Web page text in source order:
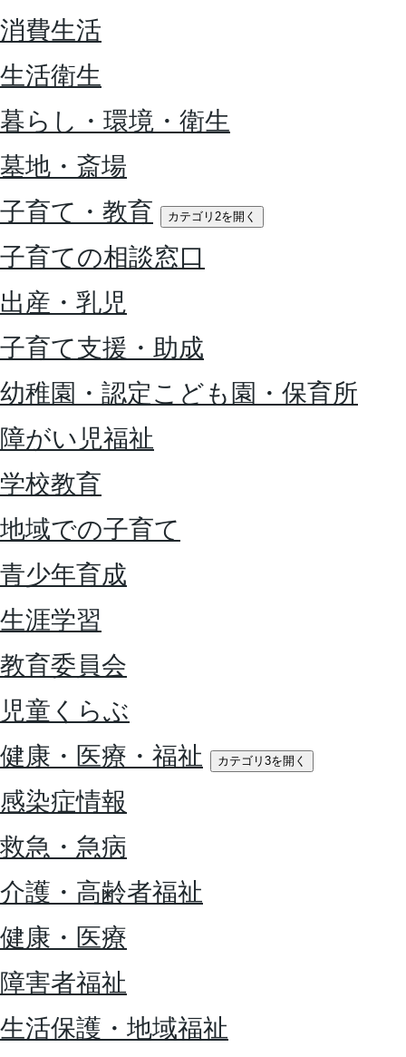
消費生活
生活衛生
暮らし・環境・衛生
墓地・斎場
子育て・教育
カテゴリ2を開く
子育ての相談窓口
出産・乳児
子育て支援・助成
幼稚園・認定こども園・保育所
障がい児福祉
学校教育
地域での子育て
青少年育成
生涯学習
教育委員会
児童くらぶ
健康・医療・福祉
カテゴリ3を開く
感染症情報
救急・急病
介護・高齢者福祉
健康・医療
障害者福祉
生活保護・地域福祉